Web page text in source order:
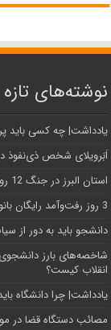
نوشته‌های تازه
یادداشت| ‌چه کسی باید
اَبَر‌ویلای شخص ذی‌نفوذ
استان البرز در جنگ 12 روزه 7 شهید دانشجو تقدیم انقلاب کرد
3 روز رفت‌وآمد رایگان بانوان در خطوط اتوبوسرانی شهری کرج
دانشجو باید به دور از
شاخصه‌های بارز دانشجوی
انقلاب کیست؟
یادداشت| چرا دانشگاه
مصائب دستگاه قضا در